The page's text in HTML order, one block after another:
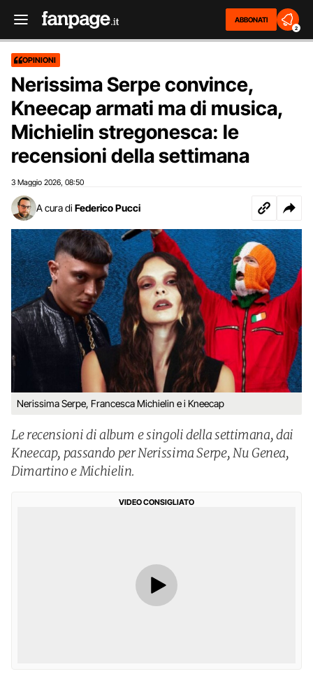
ABBONATI
2
OPINIONI
Nerissima Serpe convince,
Kneecap armati ma di musica,
Michielin stregonesca: le
recensioni della settimana
3 Maggio 2026 08:50
A cura di Federico Pucci
Nerissima Serpe, Francesca Michielin e i Kneecap
Le recensioni di album e singoli della settimana, dai
Kneecap, passando per Nerissima Serpe, Nu Genea,
Dimartino e Michielin.
VIDEO CONSIGLIATO